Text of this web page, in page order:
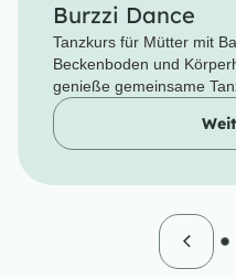
Burzzi Dance
Tanzkurs für Mütter mit
Beckenboden und
genieße gemeinsame